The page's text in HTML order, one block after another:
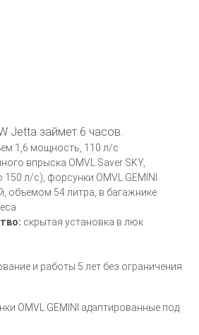
Jetta займет 6 часов.
1,6 мощность, 110 л/с
впрыска OMVL Saver SKY,
150 л/с), форсунки OMVL GEMINI
объемом 54 литра, в багажнике
скрытая установка в люк
и работы 5 лет без ограничения
OMVL GEMINI адаптированные под